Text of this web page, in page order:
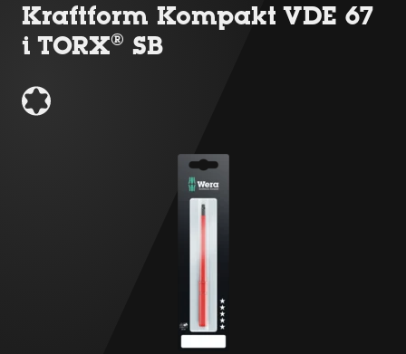
Kraftform Kompakt VDE 67
i TORX® SB